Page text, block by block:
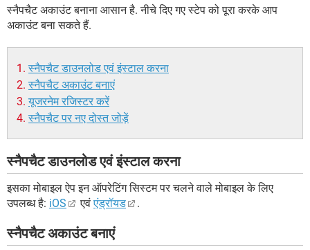
स्नैपचैट अकाउंट बनाना आसान है. नीचे दिए गए स्टेप को पूरा करके आप
अकाउंट बना सकते हैं.
स्नैपचैट डाउनलोड एवं इंस्टाल करना
स्नैपचैट अकाउंट बनाएं
यूजरनेम रजिस्टर करें
स्नैपचैट पर नए दोस्त जोड़ें
स्नैपचैट डाउनलोड एवं इंस्टाल करना
इसका मोबाइल ऐप इन ऑपरेटिंग सिस्टम पर चलने वाले मोबाइल के लिए
उपलब्ध है: iOS एवंएंड्रॉयड .
स्नैपचैट अकाउंट बनाएं